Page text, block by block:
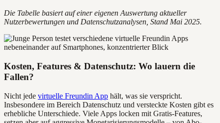
Die Tabelle basiert auf einer eigenen Auswertung aktueller
Nutzerbewertungen und Datenschutzanalysen, Stand Mai 2025.
Kosten, Features & Datenschutz: Wo lauern die
Fallen?
Nicht jede virtuelle Freundin App hält, was sie verspricht.
Insbesondere im Bereich Datenschutz und versteckte Kosten gibt es
erhebliche Unterschiede. Viele Apps locken mit Gratis-Features,